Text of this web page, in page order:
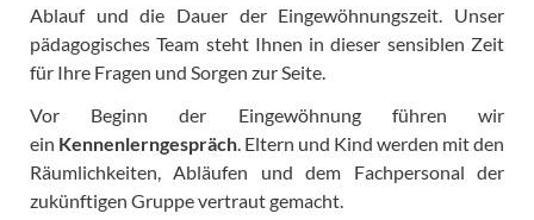
Ablauf und die Dauer der Eingewöhnungszeit. Unser
pädagogisches Team steht Ihnen in dieser sensiblen Zeit
für Ihre Fragen und Sorgen zur Seite.
Vor Beginn der Eingewöhnung führen wir
ein Kennenlerngespräch . Eltern und Kind werden mit den
Räumlichkeiten, Abläufen und dem Fachpersonal der
zukünftigen Gruppe vertraut gemacht.